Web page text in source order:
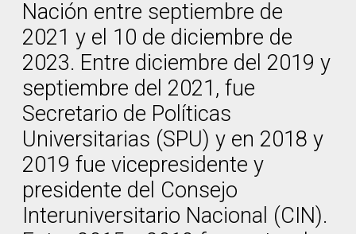
Nación entre septiembre de
2021 y el 10 de diciembre de
2023. Entre diciembre del 2019 y
septiembre del 2021, fue
Secretario de Políticas
Universitarias (SPU) y en 2018 y
2019 fue vicepresidente y
presidente del Consejo
Interuniversitario Nacional (CIN).